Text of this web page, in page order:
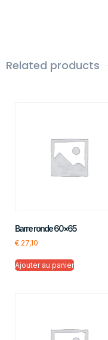
Related products
Barre ronde 60×65
€ 27,10
Ajouter au panier